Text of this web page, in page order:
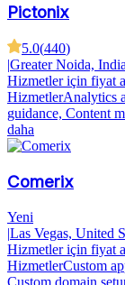
Pictonix
5.0(440)
|Greater Noida,
Hizmetler için fiyat
HizmetlerAnalytics
guidance, Content
daha
Comerix
Yeni
|Las Vegas, United
Hizmetler için fiyat
HizmetlerCustom
Custom domain